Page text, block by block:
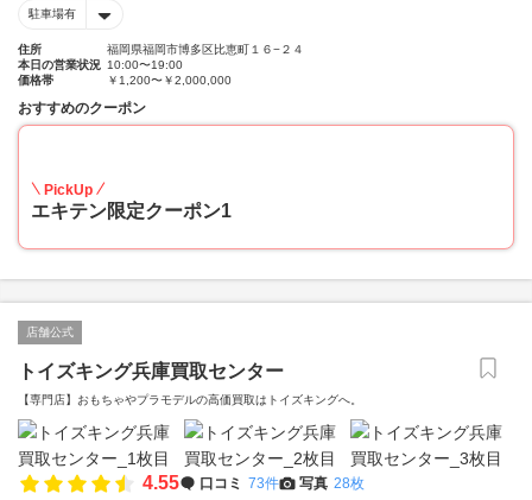
駐車場有
住所
福岡県福岡市博多区比恵町１６−２４
本日の営業状況 10:00〜19:00
価格帯
￥1,200〜￥2,000,000
おすすめのクーポン
PickUp
エキテン限定クーポン1
店舗公式
トイズキング兵庫買取センター
【専門店】おもちゃやプラモデルの高価買取はトイズキングへ。‎
4.55 口コミ 73件 写真 28枚